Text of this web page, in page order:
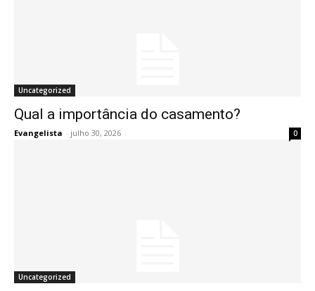
Uncategorized
Qual a importância do casamento?
Evangelista - julho 30, 2026 0
Uncategorized